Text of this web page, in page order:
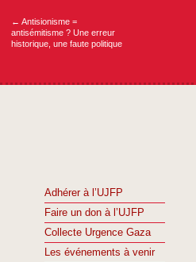
← Antisionisme =
antisémitisme ? Une erreur
historique, une faute politique
Adhérer à l’UJFP
Faire un don à l’UJFP
Collecte Urgence Gaza
Les événements à venir